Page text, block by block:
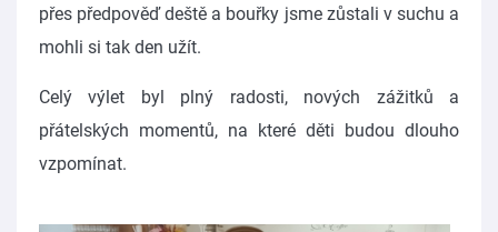
přes předpověď deště a bouřky jsme zůstali v suchu a
mohli si tak den užít.
Celý výlet byl plný radosti, nových zážitků a
přátelských momentů, na které děti budou dlouho
vzpomínat.